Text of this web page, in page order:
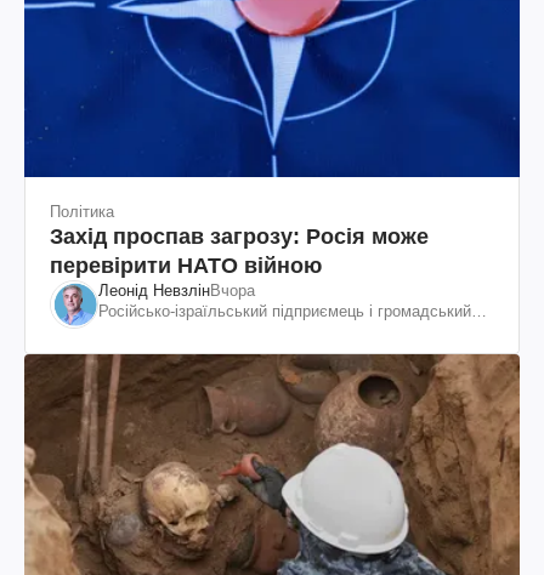
Політика
Захід проспав загрозу: Росія може
перевірити НАТО війною
Леонід НевзлінВчора
Російсько-ізраїльський підприємець і громадський